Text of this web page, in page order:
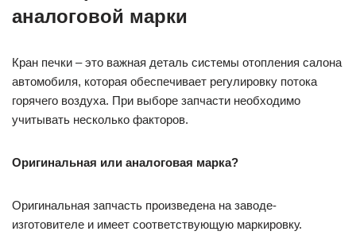
аналоговой марки
Кран печки – это важная деталь системы отопления салона
автомобиля, которая обеспечивает регулировку потока
горячего воздуха. При выборе запчасти необходимо
учитывать несколько факторов.
Оригинальная или аналоговая марка?
Оригинальная запчасть произведена на заводе-
изготовителе и имеет соответствующую маркировку.